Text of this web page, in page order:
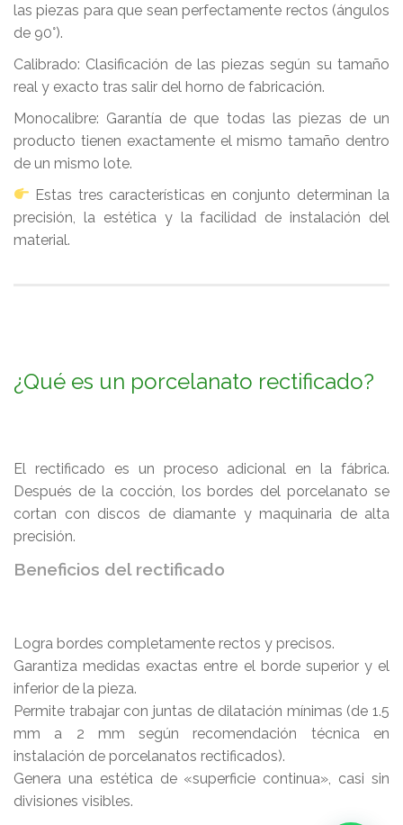
las piezas para que sean perfectamente rectos (ángulos
de 90°).
Calibrado: Clasificación de las piezas según su tamaño
real y exacto tras salir del horno de fabricación.
Monocalibre: Garantía de que todas las piezas de un
producto tienen exactamente el mismo tamaño dentro
de un mismo lote.
Estas tres características en conjunto determinan la
precisión, la estética y la facilidad de instalación del
material.
¿Qué es un porcelanato rectificado?
El rectificado es un proceso adicional en la fábrica.
Después de la cocción, los bordes del porcelanato se
cortan con discos de diamante y maquinaria de alta
precisión.
Beneficios del rectificado
Logra bordes completamente rectos y precisos.
Garantiza medidas exactas entre el borde superior y el
inferior de la pieza.
Permite trabajar con juntas de dilatación mínimas (de 1.5
mm a 2 mm según recomendación técnica en
instalación de porcelanatos rectificados).
Genera una estética de «superficie continua», casi sin
divisiones visibles.